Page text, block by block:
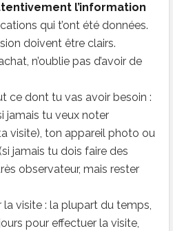
l’information
qui t’ont été données.
doivent être clairs.
n’oublie pas d’avoir de
ce dont tu vas avoir besoin :
jamais tu veux noter
visite), ton appareil photo ou
jamais tu dois faire des
observateur, mais rester
la visite : la plupart du temps,
pour effectuer la visite,